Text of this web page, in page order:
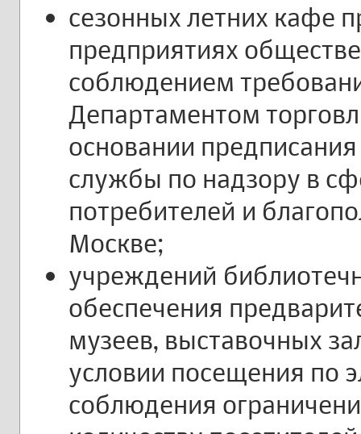
сезонных летних кафе
предприятиях
соблюдением
Департаментом
основании
службы по надзору в
потребителей и
Москве;
учреждений
обеспечения
музеев, выставочных
условии посещения по
соблюдения